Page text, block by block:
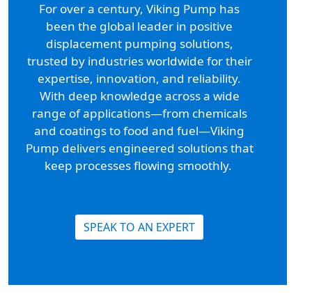
For over a century, Viking Pump has
been the global leader in positive
displacement pumping solutions,
trusted by industries worldwide for their
expertise, innovation, and reliability.
With deep knowledge across a wide
range of applications—from chemicals
and coatings to food and fuel—Viking
Pump delivers engineered solutions that
keep processes flowing smoothly.
SPEAK TO AN EXPERT